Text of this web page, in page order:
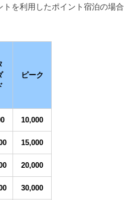
トを利用したポイント宿泊の場合
ピーク
10,000
15,000
20,000
30,000